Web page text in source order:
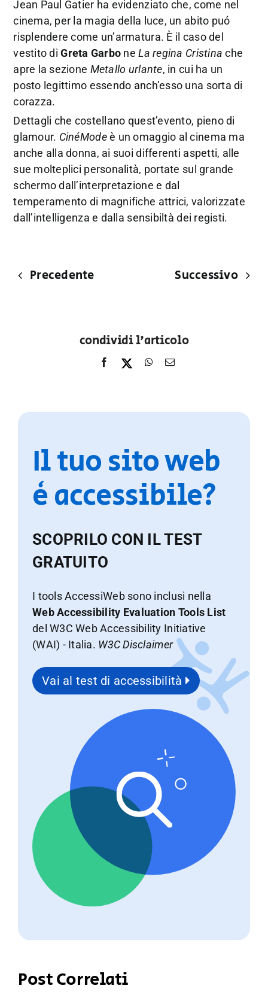
Jean Paul Gatier ha evidenziato che, come nel
cinema, per la magia della luce, un abito puó
risplendere come un’armatura. È il caso del
vestito diGreta Garbo neLa regina Cristina che
apre la sezione Metallo urlante, in cui ha un
posto legittimo essendo anch’esso una sorta di
corazza.
Dettagli che costellano quest’evento, pieno di
glamour. CinéModeè un omaggio al cinema ma
anche alla donna, ai suoi differenti aspetti, alle
sue molteplici personalità, portate sul grande
schermo dall’interpretazione e dal
temperamento di magnifiche attrici, valorizzate
dall’intelligenza e dalla sensibiltà dei registi.
Precedente Successivo
condividi l'articolo
Il tuo sito web
è accessibile?
SCOPRILO CON IL TEST
GRATUITO
I tools AccessiWeb sono inclusi nella
Web Accessibility Evaluation Tools List
del W3C Web Accessibility Initiative
(WAI) - Italia. W3C Disclaimer
Vai al test di accessibilità
Post Correlati